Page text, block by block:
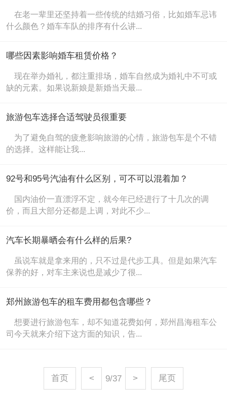
在老一辈里还坚持着一些传统的结婚习俗，比如婚车忌讳
什么颜色？婚车车队的排序有什么讲...
哪些因素影响婚车租赁价格？
现在举办婚礼，都注重排场，婚车自然成为婚礼中不可或
缺的元素。如果说新娘是新婚当天最...
旅游包车选择合适驾驶员很重要
为了避免自驾的疲惫影响旅游的心情，旅游包车是个不错
的选择。这样能让我...
92号和95号汽油有什么区别，可不可以混着加？
国内油价一直漂浮不定，就今年已经进行了十几次的调
价，而且大部分还都是上调，对此不少...
汽车长期暴晒会有什么样的后果?
虽说车就是拿来用的，只不过是代步工具。但是如果汽车
保养的好，对车主来说也是减少了很...
郑州旅游包车的租车费用都包含哪些？
想要进行旅游包车，却不知道花费如何，郑州昌海租车公
司今天就来介绍下这方面的知识，告...
首页 < 9/37 > 尾页